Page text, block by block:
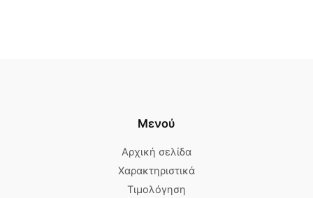
Μενού
Αρχική σελίδα
Χαρακτηριστικά
Τιμολόγηση